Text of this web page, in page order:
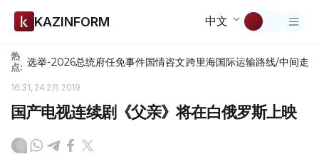
KAZINFORM 中文
热
点: 选举-2026总统府任免事件国情咨文跨里海国际运输路线/中间走廊
16:31, 24 2月 2019
国产电视连续剧《父亲》将在白俄罗斯上映